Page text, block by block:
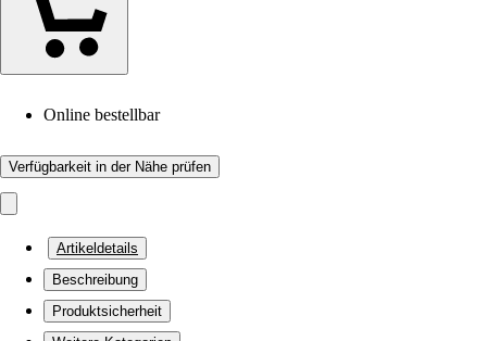
Online bestellbar
Verfügbarkeit in der Nähe prüfen
Artikeldetails
Beschreibung
Produktsicherheit